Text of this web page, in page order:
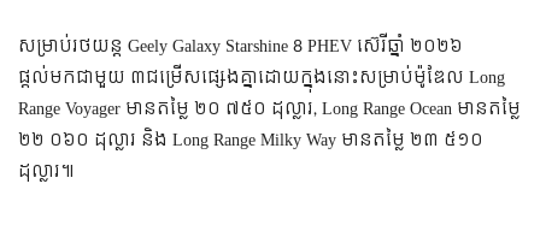
សម្រាប់រថយន្ដ Geely Galaxy Starshine 8 PHEV ស៊េរីឆ្នាំ ២០២៦
ផ្ដល់មកជាមួយ ៣ជម្រើសផ្សេងគ្នាដោយក្នុងនោះសម្រាប់ម៉ូឌែល Long
Range Voyager មានតម្លៃ ២០ ៧៥០ ដុល្លារ, Long Range Ocean មានតម្លៃ
២២ ០៦០ ដុល្លារ និង Long Range Milky Way មានតម្លៃ ២៣ ៥១០
ដុល្លារ៕